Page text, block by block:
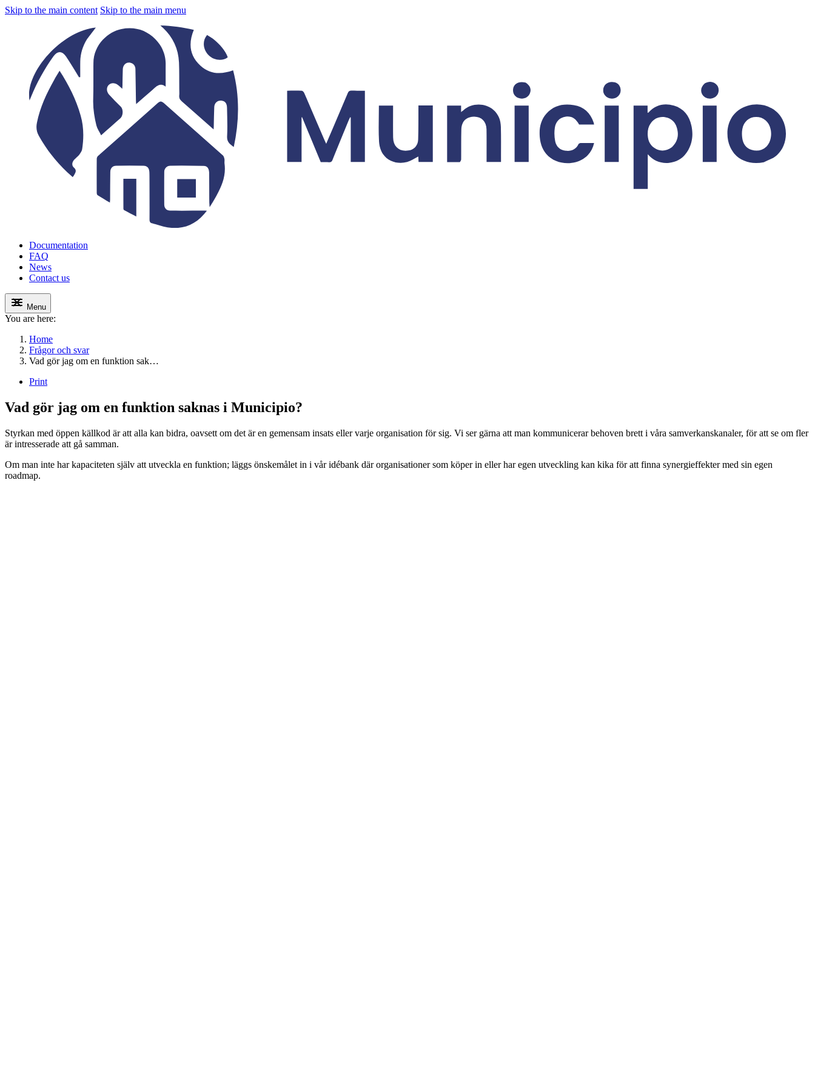
Skip to the main content Skip to the main menu
Documentation
FAQ
News
Contact us
Menu
You are here:
Home
Frågor och svar
Vad gör jag om en funktion sak…
Print
Vad gör jag om en funktion saknas i Municipio?
Styrkan med öppen källkod är att alla kan bidra, oavsett om det är en gemensam insats eller varje organisation för sig. Vi ser gärna att man kommunicerar behoven brett i våra samverkanskanaler, för att se om fler
är intresserade att gå samman.
Om man inte har kapaciteten själv att utveckla en funktion; läggs önskemålet in i vår idébank där organisationer som köper in eller har egen utveckling kan kika för att finna synergieffekter med sin egen
roadmap.